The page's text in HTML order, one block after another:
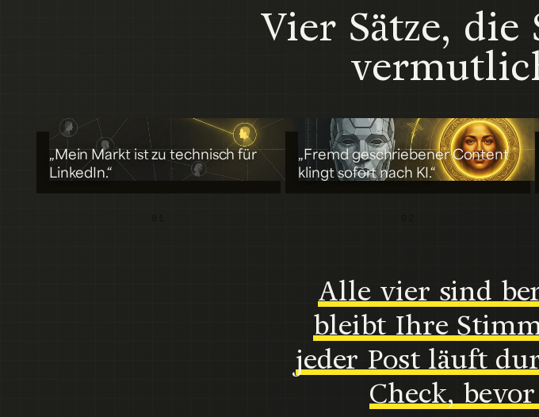
Vier Sätze, die
„Mein Markt ist zu technisch für
LinkedIn.“
„Fremd geschriebener Content
klingt sofort nach KI.“
Alle vier sind
bleibt Ihre
jeder Post läuft
Check,